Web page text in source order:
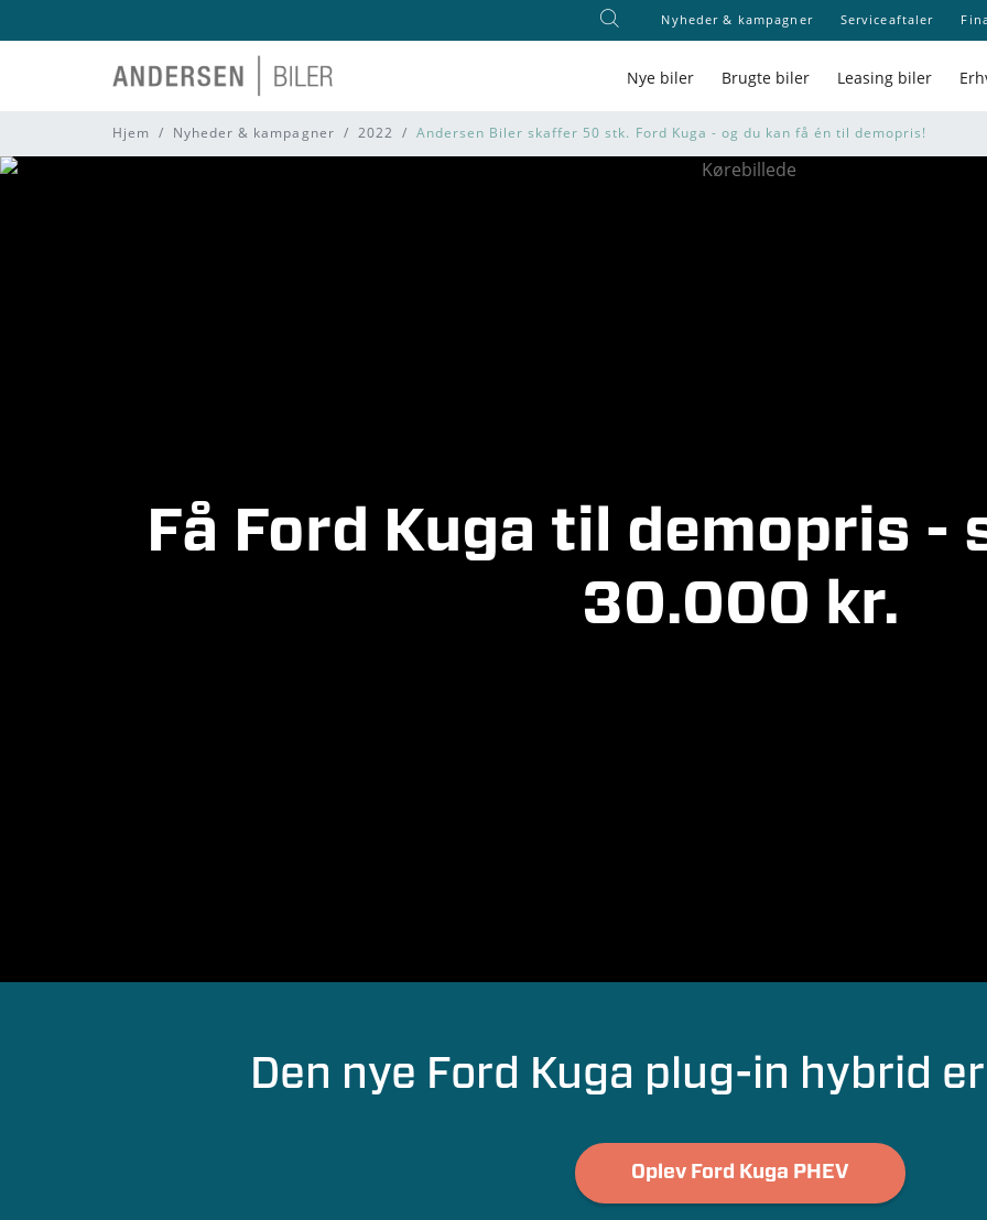
Nyheder & kampagner Serviceaftaler
Nye biler Brugte biler Leasing biler
Hjem Nyheder & kampagner 2022 Andersen Biler skaffer 50 stk. Ford Kuga - og du kan få én til demopris!
Få Ford Kuga til demopris -
30.000 kr.
Den nye Ford Kuga plug-in hybrid
Oplev Ford Kuga PHEV